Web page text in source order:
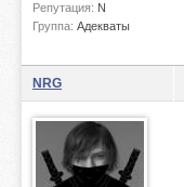
Репутация: N
Группа: Адекваты
NRG